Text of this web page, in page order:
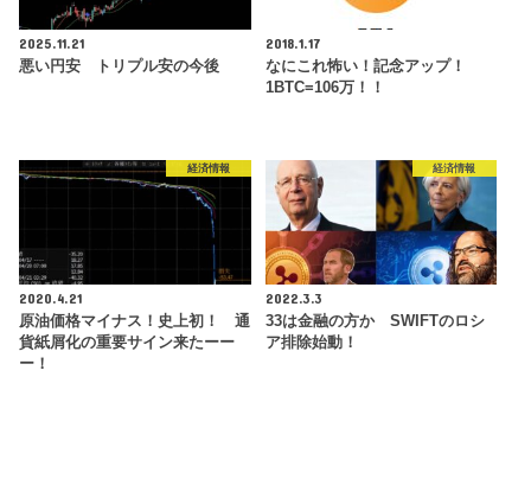
2025.11.21
悪い円安 トリプル安の今後
2018.1.17
なにこれ怖い！記念アップ！
1BTC=106万！！
経済情報
2020.4.21
原油価格マイナス！史上初！ 通
貨紙屑化の重要サイン来たーー
ー！
経済情報
2022.3.3
33は金融の方か SWIFTのロシ
ア排除始動！